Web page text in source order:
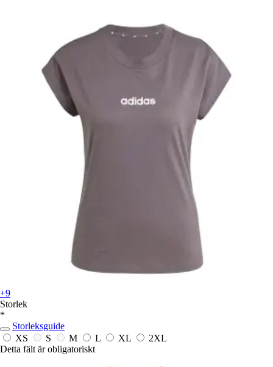
+9
Storlek
*
Storleksguide
XS
S M L XL
2XL
Detta fält är obligatoriskt